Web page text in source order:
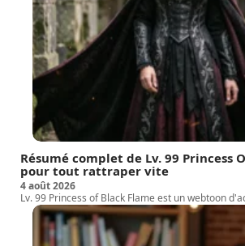
Résumé complet de Lv. 99 Princess
pour tout rattraper vite
4 août 2026
Lv. 99 Princess of Black Flame est un webtoon